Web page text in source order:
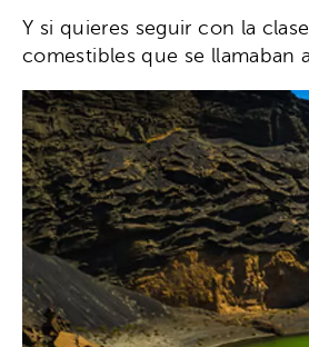
Y si quieres seguir con la
comestibles que se llamaban